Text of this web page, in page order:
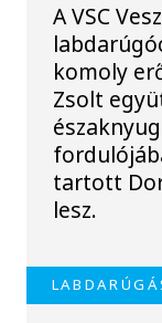
A VSC
komoly
Zsolt
tartott
lesz.